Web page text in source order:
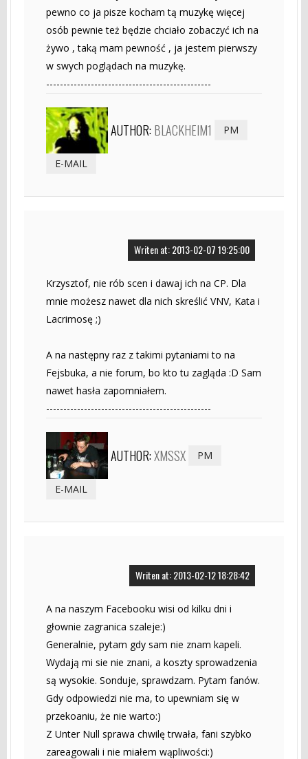
pewno co ja pisze kocham tą muzykę więcej
osób pewnie też będzie chciało zobaczyć ich na
żywo , taką mam pewność , ja jestem pierwszy
w swych poglądach na muzykę.
------------------------------------------------
AUTHOR: BLACKHEIM1 PM
E-MAIL
Writen at: 2013-02-07 19:25:00
Krzysztof, nie rób scen i dawaj ich na CP. Dla
mnie możesz nawet dla nich skreślić VNV, Kata i
Lacrimosę ;)
A na następny raz z takimi pytaniami to na
Fejsbuka, a nie forum, bo kto tu zagląda :D Sam
nawet hasła zapomniałem.
------------------------------------------------
AUTHOR:XMSSX PM
E-MAIL
Writen at: 2013-02-12 18:28:42
A na naszym Facebooku wisi od kilku dni i
głownie zagranica szaleje:)
Generalnie, pytam gdy sam nie znam kapeli.
Wydają mi sie nie znani, a koszty sprowadzenia
są wysokie. Sonduje, sprawdzam. Pytam fanów.
Gdy odpowiedzi nie ma, to upewniam się w
przekoaniu, że nie warto:)
Z Unter Null sprawa chwilę trwała, fani szybko
zareagowali i nie miałem wąpliwości:)